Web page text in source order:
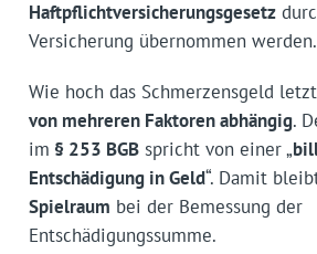
Haftpflichtversicherungsgesetz
Versicherung übernommen werden.
Wie hoch das Schmerzensgeld
von mehreren Faktoren abhängig.
im § 253 BGBspricht von einer „
Entschädigung in Geld“. Damit
Spielraum bei der Bemessung der
Entschädigungssumme.